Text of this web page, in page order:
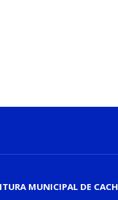
MUNICIPAL DE